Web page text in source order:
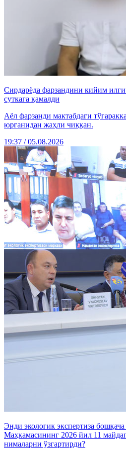
Сирдарёда фарзандини кийим
суткага қамалди
Аёл фарзанди мактабдаги
юрганидан жаҳли чиққан.
19:37 / 05.08.2026
Энди экологик экспертиза
Маҳкамасининг 2026 йил 11
нималарни ўзгартирди?